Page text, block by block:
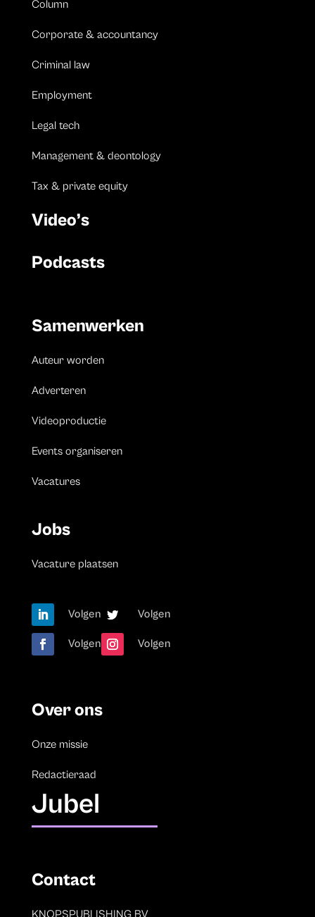
Column
Corporate & accountancy
Criminal law
Employment
Legal tech
Management & deontology
Tax & private equity
Video’s
Podcasts
Samenwerken
Auteur worden
Adverteren
Videoproductie
Events organiseren
Vacatures
Jobs
Vacature plaatsen
Volgen Volgen
Volgen Volgen
Over ons
Onze missie
Redactieraad
Jubel
Contact
KNOPSPUBLISHING BV